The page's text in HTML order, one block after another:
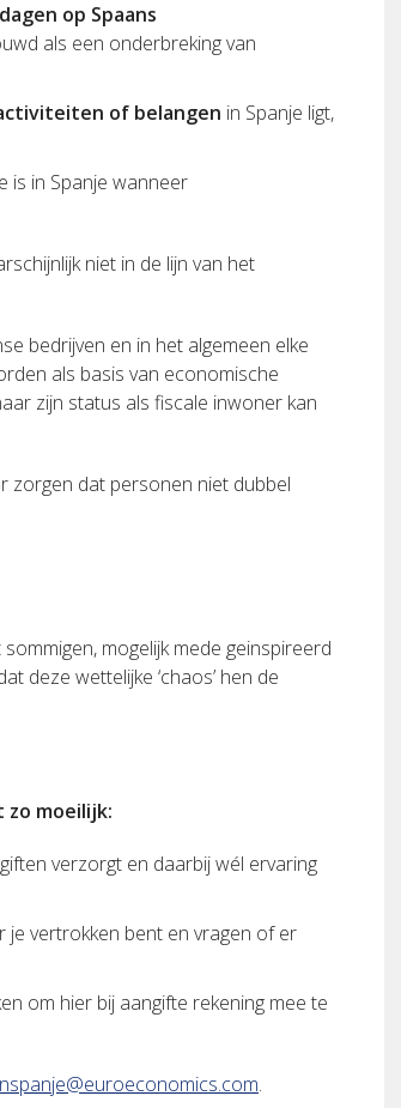
op Spaans
als een onderbreking van
of belangen in Spanje ligt,
is in Spanje wanneer
niet in de lijn van het
bedrijven en in het algemeen elke
als basis van economische
zijn status als fiscale inwoner kan
zorgen dat personen niet dubbel
mogelijk mede geinspireerd
deze wettelijke ‘chaos’ hen de
zo moeilijk:
verzorgt en daarbij wél ervaring
je vertrokken bent en vragen of er
om hier bij aangifte rekening mee te
euroeconomics.com.